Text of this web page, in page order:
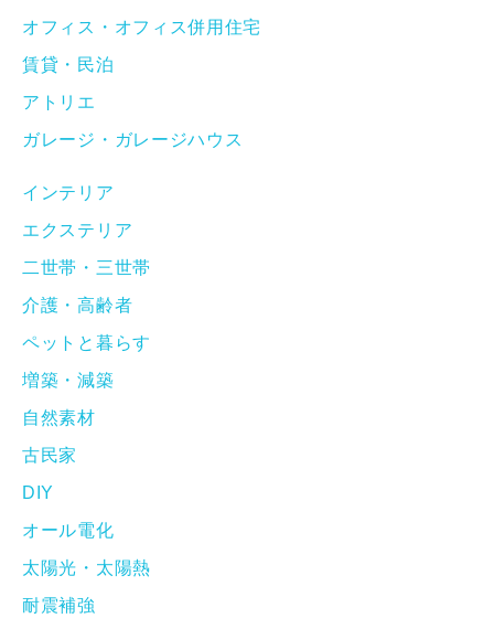
オフィス・オフィス併用住宅
賃貸・民泊
アトリエ
ガレージ・ガレージハウス
インテリア
エクステリア
二世帯・三世帯
介護・高齢者
ペットと暮らす
増築・減築
自然素材
古民家
DIY
オール電化
太陽光・太陽熱
耐震補強